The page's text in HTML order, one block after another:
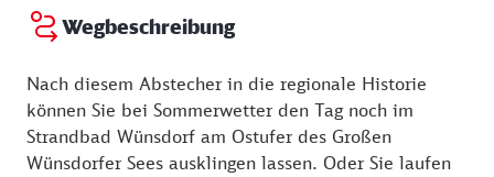
Wegbeschreibung
Nach diesem Abstecher in die regionale Historie
können Sie bei Sommerwetter den Tag noch im
Strandbad Wünsdorf am Ostufer des Großen
Wünsdorfer Sees ausklingen lassen. Oder Sie laufen